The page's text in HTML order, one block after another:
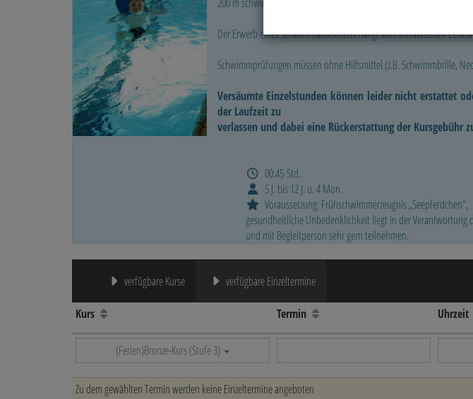
Der Erwerb eines Schwimmabzeichens hängt vom individuellen
Schwimmprüfungen müssen ohne Hilfsmittel (z.B. Schwimmbrille,
Versäumte Einzelstunden können leider nicht erstattet
der Laufzeit zu
verlassen und dabei eine Rückerstattung der Kursgebühr
00:45 Std.
5 J. bis 12 J. u. 4 Mon.
Voraussetzung: Frühschwimmerzeugnis „Seepferdchen“,
gesundheitliche Unbedenklichkeit liegt in der
und mit Begleitperson sehr gern teilnehmen.
verfügbare Kurse verfügbare Einzeltermine
Kurs Termin Uhrzeit
(Ferien)Bronze-Kurs (Stufe 3)
Zu dem gewählten Termin werden keine Einzeltermine angeboten